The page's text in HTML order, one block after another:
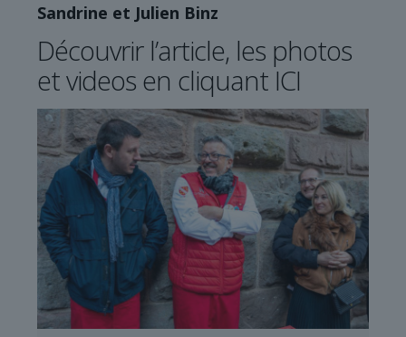
Sandrine et Julien Binz
Découvrir l’article, les photos
et videos en cliquant ICI